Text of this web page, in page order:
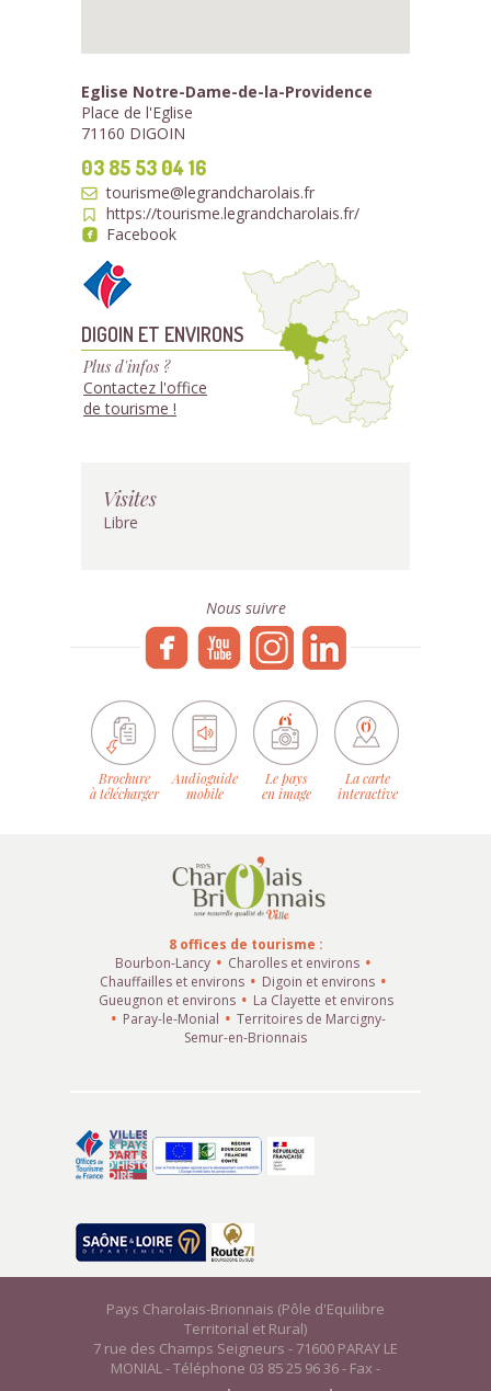
Eglise Notre-Dame-de-la-Providence
Place de l'Eglise
71160 DIGOIN
03 85 53 04 16
tourisme@legrandcharolais.fr
https://tourisme.legrandcharolais.fr/
Facebook
DIGOIN ET ENVIRONS
Plus d'infos ?
Contactez l'office
de tourisme !
Visites
Libre
Nous suivre
Brochure
à télécharger
Audioguide
mobile
Le pays
en image
La carte
interactive
8 offices de tourisme :
Bourbon-Lancy
Charolles et environs
Chauffailles et environs
Digoin et environs
Gueugnon et environs
La Clayette et environs
Paray-le-Monial
Territoires de Marcigny-
Semur-en-Brionnais
Pays Charolais-Brionnais (Pôle d'Equilibre
Territorial et Rural)
7 rue des Champs Seigneurs - 71600 PARAY LE
MONIAL - Téléphone 03 85 25 96 36 - Fax -